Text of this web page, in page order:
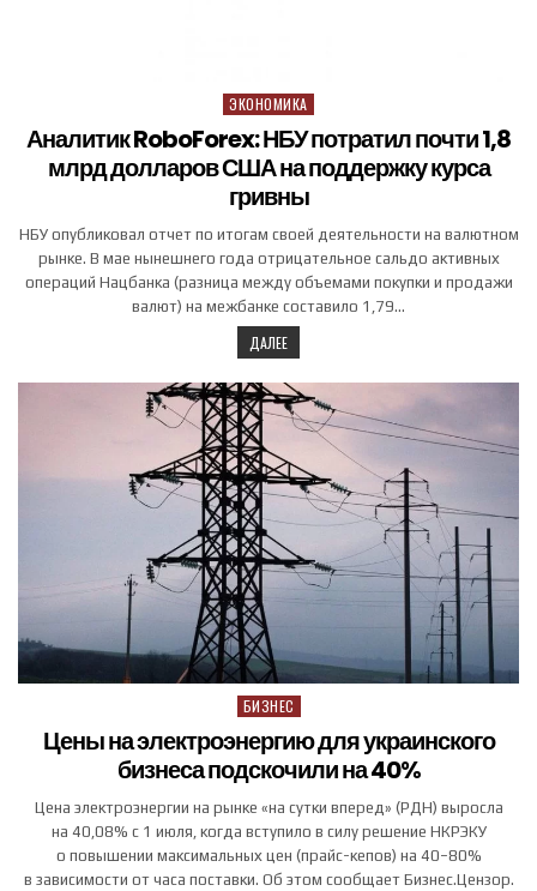
Posted in
ЭКОНОМИКА
Аналитик RoboForex: НБУ потратил почти 1,8
млрд долларов США на поддержку курса
гривны
НБУ опубликовал отчет по итогам своей деятельности на валютном
рынке. В мае нынешнего года отрицательное сальдо активных
операций Нацбанка (разница между объемами покупки и продажи
валют) на межбанке составило 1,79…
ДАЛЕЕ
Posted in
БИЗНЕС
Цены на электроэнергию для украинского
бизнеса подскочили на 40%
Цена электроэнергии на рынке «на сутки вперед» (РДН) выросла
на 40,08% с 1 июля, когда вступило в силу решение НКРЭКУ
о повышении максимальных цен (прайс-кепов) на 40−80%
в зависимости от часа поставки. Об этом сообщает Бизнес.Цензор.